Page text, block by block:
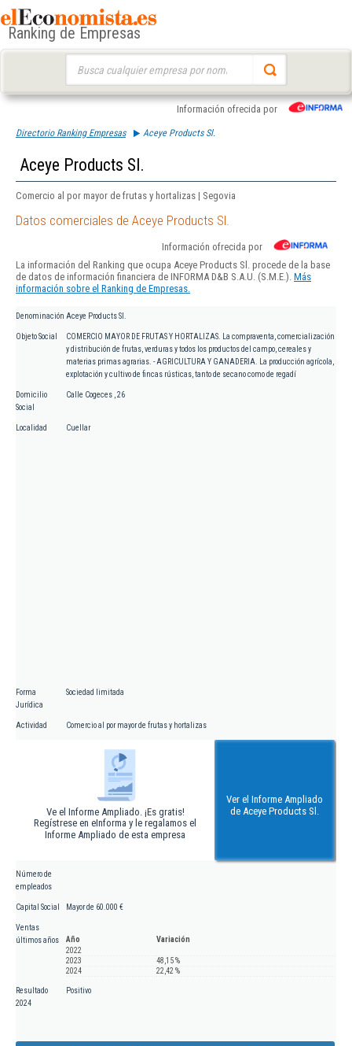
Ranking de Empresas
Información ofrecida por
Directorio Ranking Empresas Aceye Products Sl.
Aceye Products Sl.
Comercio al por mayor de frutas y hortalizas | Segovia
Datos comerciales de Aceye Products Sl.
Información ofrecida por
La información del Ranking que ocupa Aceye Products Sl. procede de la base
de datos de información financiera de INFORMA D&B S.A.U. (S.M.E.). Más
información sobre el Ranking de Empresas.
Denominación Aceye Products Sl.
Objeto Social
COMERCIO MAYOR DE FRUTAS Y HORTALIZAS. La compraventa, comercialización
y distribución de frutas, verduras y todos los productos del campo, cereales y
materias primas agrarias. - AGRICULTURA Y GANADERIA. La producción agrícola,
explotación y cultivo de fincas rústicas, tanto de secano como de regadí
Domicilio
Social
Calle Cogeces , 26
Localidad Cuellar
Forma
Jurídica
Sociedad limitada
Actividad Comercio al por mayor de frutas y hortalizas
Ve el Informe Ampliado. ¡Es gratis!
Regístrese en eInforma y le regalamos el
Informe Ampliado de esta empresa
Ver el Informe Ampliado
de Aceye Products Sl.
Número de
empleados
Capital Social Mayor de 60.000 €
Ventas
últimos años
Año
Variación
2022
2023
48,15 %
2024
22,42 %
Resultado
2024
Positivo